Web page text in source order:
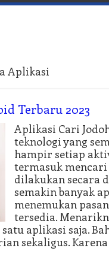
Aplikasi
Terbaru 2023
Aplikasi Cari
teknologi yang
hampir setiap
termasuk mencari
dilakukan secara
semakin banyak
menemukan
tersedia.
aplikasi saja.
sekaligus.